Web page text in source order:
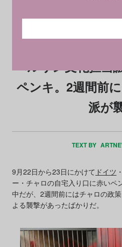
ベルリン文化担当
ペンキ。2週間前
派が
TEXT BY
9月22日から23日にかけて ドイツ
ー・チャロの自宅入り口に赤いペ
中だが、2週間前にはチャロの政
よる襲撃があったばかりだ。